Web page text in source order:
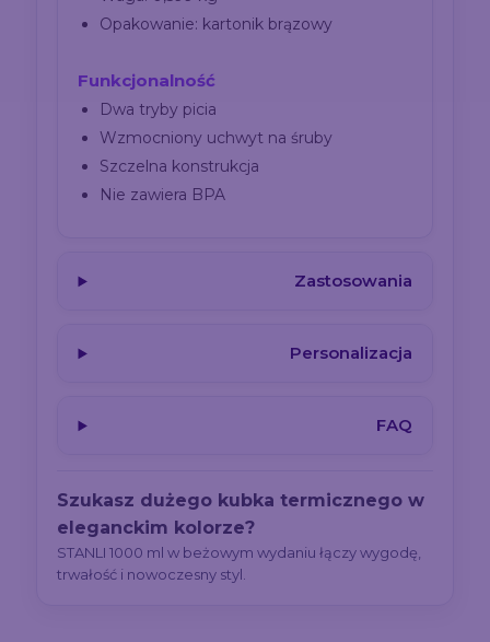
Opakowanie: kartonik brązowy
Funkcjonalność
Dwa tryby picia
Wzmocniony uchwyt na śruby
Szczelna konstrukcja
Nie zawiera BPA
Zastosowania
Personalizacja
FAQ
Szukasz dużego kubka termicznego w
eleganckim kolorze?
STANLI 1000 ml w beżowym wydaniu łączy wygodę,
trwałość i nowoczesny styl.